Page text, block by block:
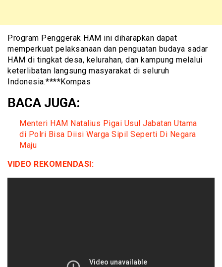
Program Penggerak HAM ini diharapkan dapat
memperkuat pelaksanaan dan penguatan budaya sadar
HAM di tingkat desa, kelurahan, dan kampung melalui
keterlibatan langsung masyarakat di seluruh
Indonesia.****Kompas
BACA JUGA:
Menteri HAM Natalius Pigai Usul Jabatan Utama
di Polri Bisa Diisi Warga Sipil Seperti Di Negara
Maju
VIDEO REKOMENDASI: